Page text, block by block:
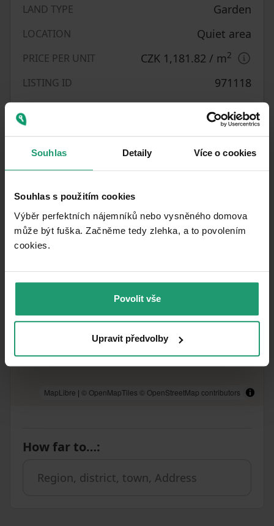
Souhlas Detaily Více o cookies
Souhlas s použitím cookies
Výběr perfektních nájemníků nebo vysněného domova
může být fuška. Začněme tedy zlehka, a to povolením
cookies.​
Povolit vše
Upravit předvolby
LAND TYPE Garden
LOCATION Quiet area
PRICE PER UNIT CZK 1,181.82 / m2
LISTING ID 971118
OWNERSHIP Personal
550
What you will find nearby
MapLibre | © OpenMapTiles © OpenStreetMap contributors
How far to…: